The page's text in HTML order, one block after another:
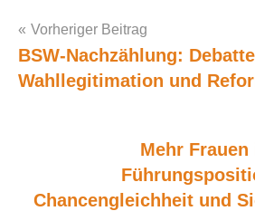
Post
navigation
Vorheriger Beitrag
BSW-Nachzählung:
Wahllegitimation und
Mehr
Chancengleichheit und